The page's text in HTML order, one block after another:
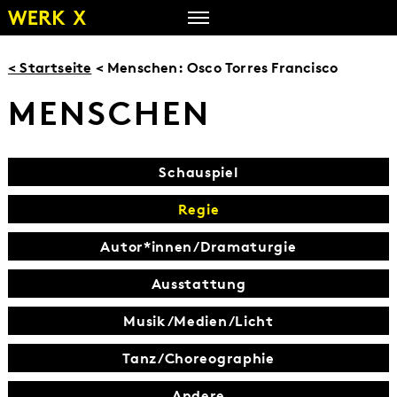
Zum
Inhalt
< Startseite < Menschen: Osco Torres Francisco
MENSCHEN
Schauspiel
Regie
Autor*innen/Dramaturgie
Ausstattung
Musik/Medien/Licht
Tanz/Choreographie